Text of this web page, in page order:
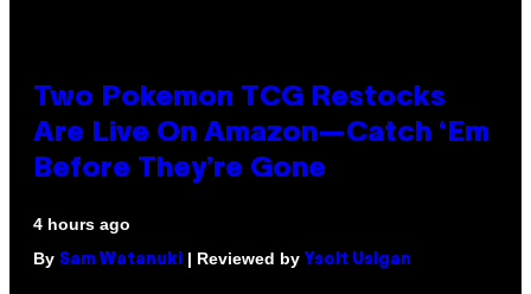
Two Pokemon TCG Restocks
Are Live On Amazon—Catch ‘Em
Before They’re Gone
4 hours ago
By Sam Watanuki | Reviewed by Ysolt Usigan